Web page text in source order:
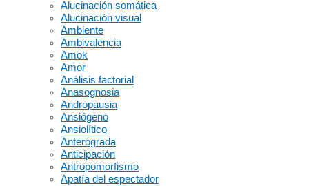
Alucinación somática
Alucinación visual
Ambiente
Ambivalencia
Amok
Amor
Análisis factorial
Anasognosia
Andropausia
Ansiógeno
Ansiolítico
Anterógrada
Anticipación
Antropomorfismo
Apatía del espectador